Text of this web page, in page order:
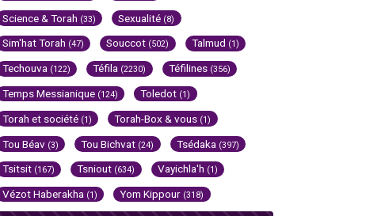
Science & Torah (33) Sexualité (8)
Sim'hat Torah (47) Souccot (502) Talmud (1)
Techouva (122) Téfila (2230) Téfilines (356)
Temps Messianique (124) Toledot (1)
Torah et société (1) Torah-Box & vous (1)
Tou Béav (3) Tou Bichvat (24) Tsédaka (397)
Tsitsit (167) Tsniout (634) Vayichla'h (1)
Vézot Haberakha (1) Yom Kippour (318)